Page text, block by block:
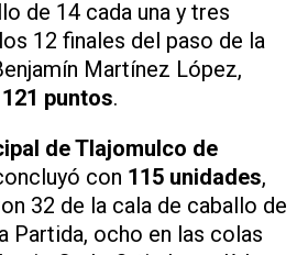
de 14 cada una y tres
12 finales del paso de la
Martínez López,
121 puntos.
de Tlajomulco de
con 115 unidades,
32 de la cala de caballo de
Partida, ocho en las colas